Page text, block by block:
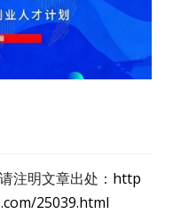
注明文章出处： http
25039.html